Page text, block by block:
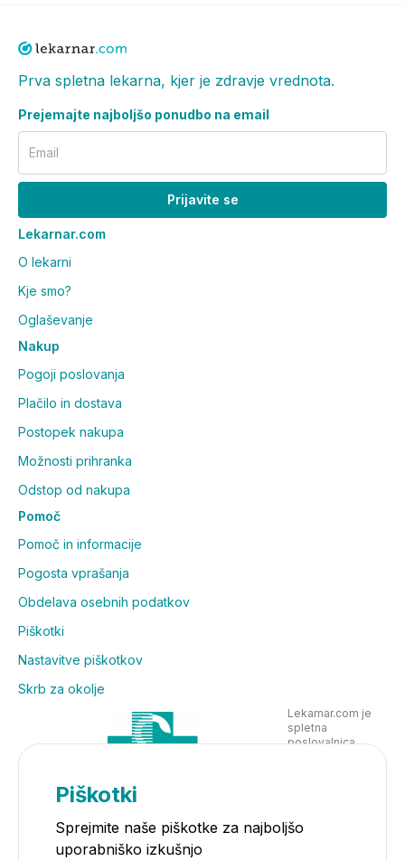
Prva spletna lekarna, kjer je zdravje vrednota.
Prejemajte najboljšo ponudbo na email
Email
Prijavite se
Lekarnar.com
O lekarni
Kje smo?
Oglaševanje
Nakup
Pogoji poslovanja
Plačilo in dostava
Postopek nakupa
Možnosti prihranka
Odstop od nakupa
Pomoč
Pomoč in informacije
Pogosta vprašanja
Obdelava osebnih podatkov
Piškotki
Nastavitve piškotkov
Skrb za okolje
Lekarnar.com je
spletna
poslovalnica
Piškotki
Sprejmite naše piškotke za najboljšo
uporabniško izkušnjo